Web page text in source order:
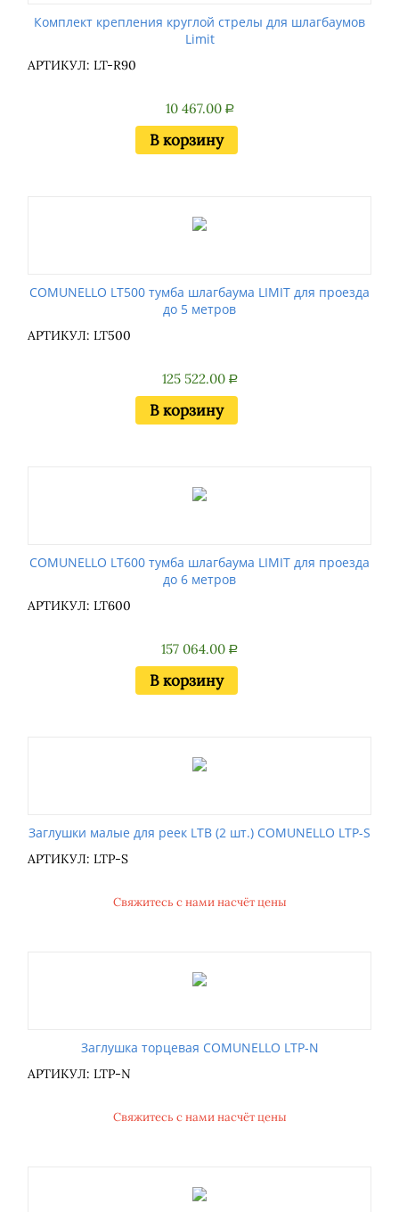
Комплект крепления круглой стрелы для шлагбаумов
Limit
АРТИКУЛ: LT-R90
10 467.00 Р
В корзину
COMUNELLO LT500 тумба шлагбаума LIMIT для проезда
до 5 метров
АРТИКУЛ: LT500
125 522.00 Р
В корзину
COMUNELLO LT600 тумба шлагбаума LIMIT для проезда
до 6 метров
АРТИКУЛ: LT600
157 064.00 Р
В корзину
Заглушки малые для реек LTB (2 шт.) COMUNELLO LTP-S
АРТИКУЛ: LTP-S
Свяжитесь с нами насчёт цены
Заглушка торцевая COMUNELLO LTP-N
АРТИКУЛ: LTP-N
Свяжитесь с нами насчёт цены